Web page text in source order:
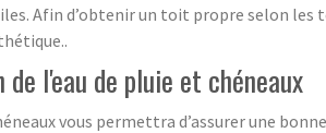
Afin d’obtenir un toit propre selon les
l'eau de pluie et chéneaux
vous permettra d’assurer une